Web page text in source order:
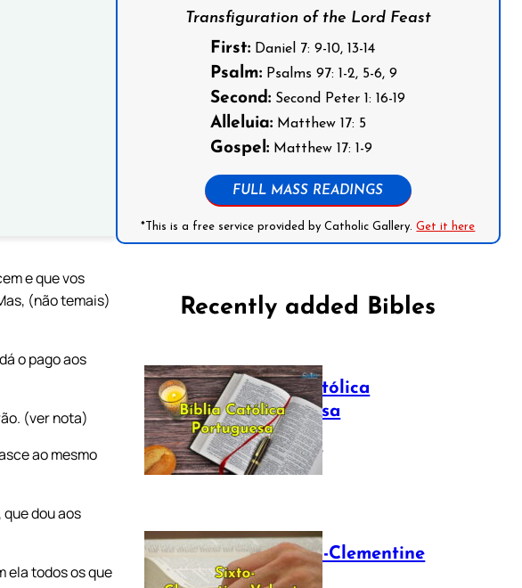
e que vos
(não temais)
o pago aos
(ver nota)
ao mesmo
dou aos
ela todos os que
Transfiguration of the Lord Feast
First: Daniel 7: 9-10, 13-14
Psalm: Psalms 97: 1-2, 5-6, 9
Second: Second Peter 1: 16-19
Alleluia: Matthew 17: 5
Gospel: Matthew 17: 1-9
FULL MASS READINGS
*This is a free service provided by Catholic Gallery.Get it here
Recently added Bibles
Bíblia Católica
Portuguesa
July 16, 2025
The Sixto-Clementine
Vulgate